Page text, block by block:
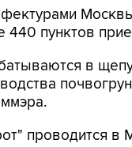
440 пунктов
в
проводится в